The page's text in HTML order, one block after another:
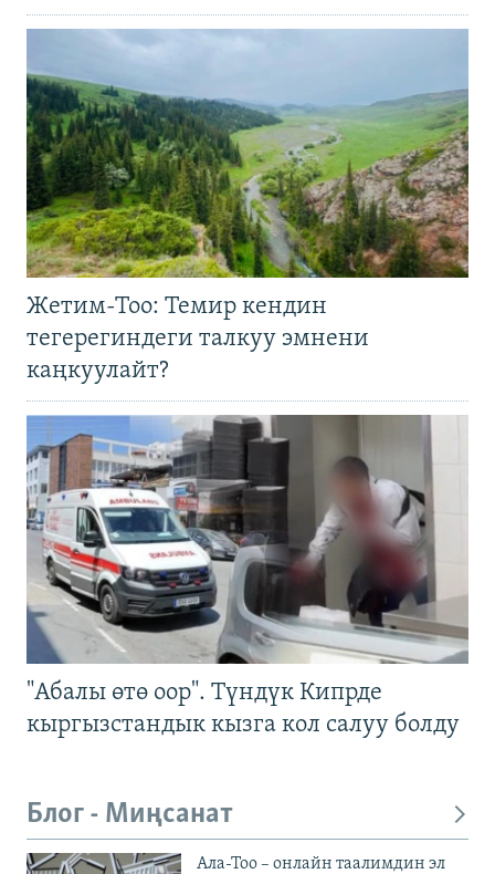
Жетим-Тоо: Темир кендин
тегерегиндеги талкуу эмнени
каңкуулайт?
"Абалы өтө оор". Түндүк Кипрде
кыргызстандык кызга кол салуу болду
Блог - Миңсанат
Ала-Тоо – онлайн таалимдин эл